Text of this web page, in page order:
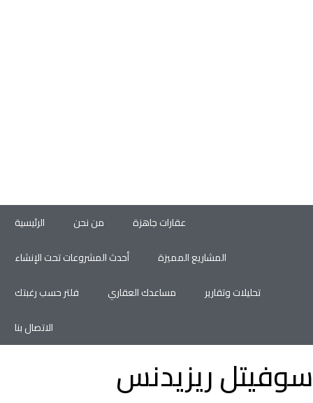
الرئيسية من نحن
عقارات جاهزة
أحدث المشروعات تحت الإنشاء
المشاريع المميزة
فلتر حسب رغبتك
مساعدك العقاري
تحليلات وتقارير
الاتصال بنا
سوفيتل ريزيدنس